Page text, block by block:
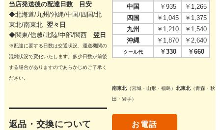
当店発送後の配達日数 目安
◆北海道/九州/沖縄/中国/四国/北
東北/南東北 翌々日
◆関東/信越/北陸/中部/関西 翌日
※配達に要する日数は交通状況、運送機関の
混雑状況で変化いたします。多少日数が前後
する場合がありますのであらかじめご了承く
ださい。
返品・交換について
中国
￥935
￥1,265
四国
￥1,045
￥1,375
九州
￥1,210
￥1,540
沖縄
￥1,870 ￥2,640
クール代 ￥330 ￥660
南東北（宮城・山形・福島）北東北（青森・秋
田・岩手）
お電話